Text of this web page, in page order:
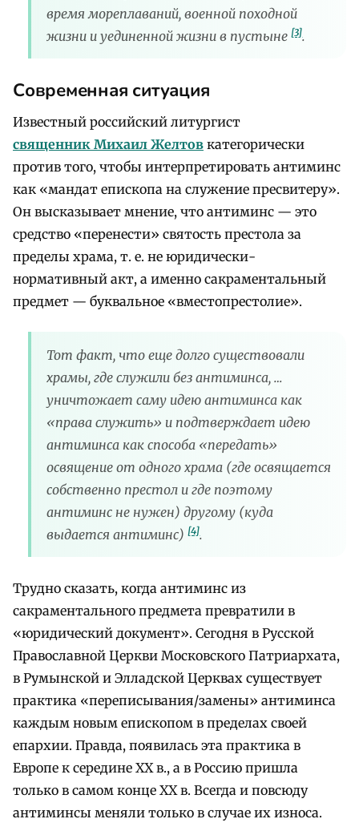
время мореплаваний, военной походной
жизни и уединенной жизни в пустыне[3].
Современная ситуация
Известный российский литургист
священник Михаил Желтов категорически
против того, чтобы интерпретировать антиминс
как «мандат епископа на служение пресвитеру».
Он высказывает мнение, что антиминс — это
средство «перенести» святость престола за
пределы храма, т. е. не юридически-
нормативный акт, а именно сакраментальный
предмет — буквальное «вместопрестолие».
Тот факт, что еще долго существовали
храмы, где служили без антиминса, …
уничтожает саму идею антиминса как
«права служить» и подтверждает идею
антиминса как способа «передать»
освящение от одного храма (где освящается
собственно престол и где поэтому
антиминс не нужен) другому (куда
выдается антиминс)[4].
Трудно сказать, когда антиминс из
сакраментального предмета превратили в
«юридический документ». Сегодня в Русской
Православной Церкви Московского Патриархата,
в Румынской и Элладской Церквах существует
практика «переписывания/замены» антиминса
каждым новым епископом в пределах своей
епархии. Правда, появилась эта практика в
Европе к середине ХХ в., а в Россию пришла
только в самом конце ХХ в. Всегда и повсюду
антиминсы меняли только в случае их износа.